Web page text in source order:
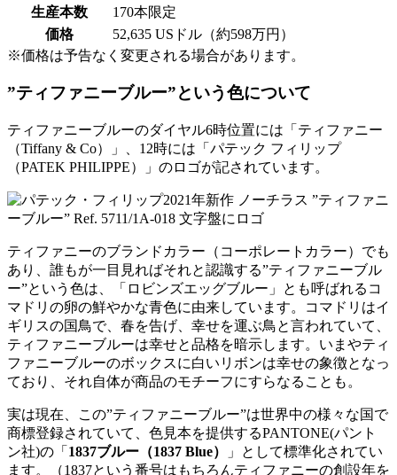
生産本数
170本限定
価格
52,635 USドル（約598万円）
※価格は予告なく変更される場合があります。
”ティファニーブルー”という色について
ティファニーブルーのダイヤル6時位置には「ティファニー
（Tiffany & Co）」、12時には「パテック フィリップ
（PATEK PHILIPPE）」のロゴが記されています。
ティファニーのブランドカラー（コーポレートカラー）でも
あり、誰もが一目見ればそれと認識する”ティファニーブル
ー”という色は、「ロビンズエッグブルー」とも呼ばれるコ
マドリの卵の鮮やかな青色に由来しています。コマドリはイ
ギリスの国鳥で、春を告げ、幸せを運ぶ鳥と言われていて、
ティファニーブルーは幸せと品格を暗示します。いまやティ
ファニーブルーのボックスに白いリボンは幸せの象徴となっ
ており、それ自体が商品のモチーフにすらなることも。
実は現在、この”ティファニーブルー”は世界中の様々な国で
商標登録されていて、色見本を提供するPANTONE(パント
ン社)の「 1837ブルー（1837 Blue）
」として標準化されてい
ます。（1837という番号はもちろんティファニーの創設年を